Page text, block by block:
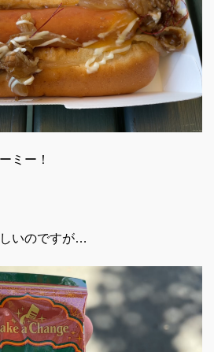
ミー！
いのですが…